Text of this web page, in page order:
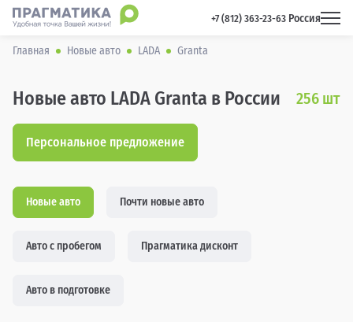
+7 (812) 363-23-63 Россия
Главная Новые авто LADA Granta
Новые авто LADA Granta в России 256 шт
Персональное предложение
Новые авто Почти новые авто
Авто с пробегом Прагматика дисконт
Авто в подготовке